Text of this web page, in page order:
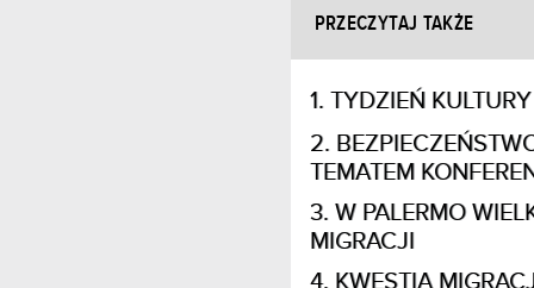
PRZECZYTAJ TAKŻE
TYDZIEŃ
TEMATEM
W PALERMO
MIGRACJI
KWESTIA